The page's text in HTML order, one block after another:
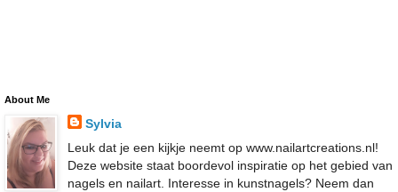
About Me
Sylvia
Leuk dat je een kijkje neemt op www.nailartcreations.nl!
Deze website staat boordevol inspiratie op het gebied van
nagels en nailart. Interesse in kunstnagels? Neem dan